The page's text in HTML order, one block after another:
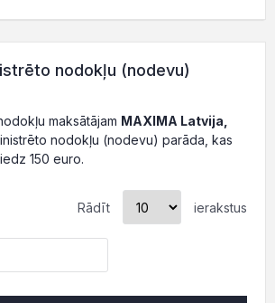
nodokļu (nodevu)
maksātājam MAXIMA Latvija,
nodokļu (nodevu) parāda, kas
150 euro.
Rādīt ierakstus